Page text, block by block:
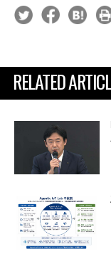
RELATED